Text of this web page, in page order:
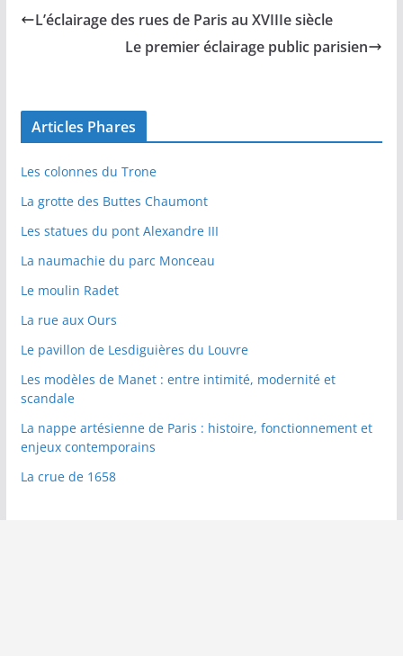
L’éclairage des rues de Paris au XVIIIe siècle
Le premier éclairage public parisien
Articles Phares
Les colonnes du Trone
La grotte des Buttes Chaumont
Les statues du pont Alexandre III
La naumachie du parc Monceau
Le moulin Radet
La rue aux Ours
Le pavillon de Lesdiguières du Louvre
Les modèles de Manet : entre intimité, modernité et
scandale
La nappe artésienne de Paris : histoire, fonctionnement et
enjeux contemporains
La crue de 1658